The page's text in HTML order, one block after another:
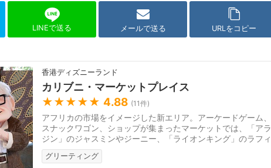
LINEで送る メールで送る URLをコピー
香港ディズニーランド
カリブニ・マーケットプレイス
★★★★★ 4.88 (11件)
アフリカの市場をイメージした新エリア。アーケードゲーム、
スナックワゴン、ショップが集まったマーケットでは、「アラ
ジン」のジャスミンやジーニー、「ライオンキング」のラフィ
キ、ティモンなどのキャラクタ...
グリーティング